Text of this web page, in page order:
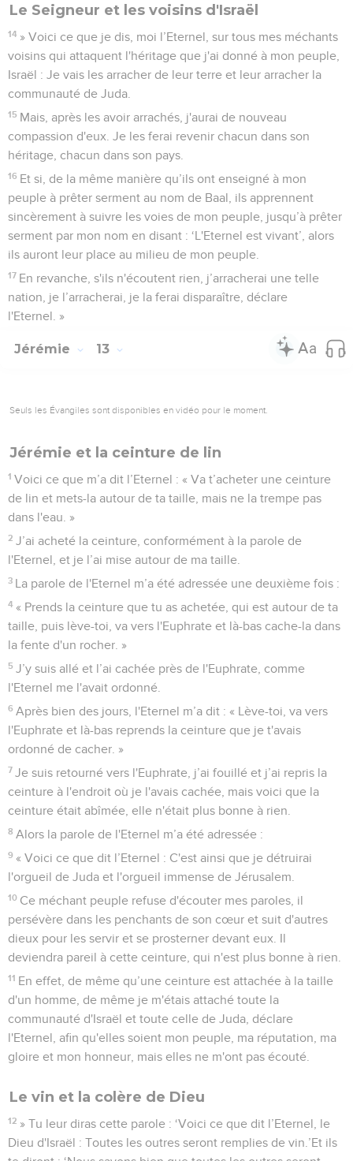
Le Seigneur et les voisins d'Israël
14 » Voici ce que je dis, moi l’Eternel, sur tous mes méchants
voisins qui attaquent l'héritage que j'ai donné à mon peuple,
Israël : Je vais les arracher de leur terre et leur arracher la
communauté de Juda.
15 Mais, après les avoir arrachés, j'aurai de nouveau
compassion d'eux. Je les ferai revenir chacun dans son
héritage, chacun dans son pays.
16 Et si, de la même manière qu’ils ont enseigné à mon
peuple à prêter serment au nom de Baal, ils apprennent
sincèrement à suivre les voies de mon peuple, jusqu’à prêter
serment par mon nom en disant : ‘L'Eternel est vivant’, alors
ils auront leur place au milieu de mon peuple.
17 En revanche, s'ils n'écoutent rien, j’arracherai une telle
nation, je l’arracherai, je la ferai disparaître, déclare
l'Eternel. »
Jérémie 13
Seuls les Évangiles sont disponibles en vidéo pour le moment.
Jérémie et la ceinture de lin
1 Voici ce que m’a dit l’Eternel : « Va t’acheter une ceinture
de lin et mets-la autour de ta taille, mais ne la trempe pas
dans l'eau. »
2 J’ai acheté la ceinture, conformément à la parole de
l'Eternel, et je l’ai mise autour de ma taille.
3 La parole de l'Eternel m’a été adressée une deuxième fois :
4 « Prends la ceinture que tu as achetée, qui est autour de ta
taille, puis lève-toi, va vers l'Euphrate et là-bas cache-la dans
la fente d'un rocher. »
5 J’y suis allé et l’ai cachée près de l'Euphrate, comme
l'Eternel me l'avait ordonné.
6 Après bien des jours, l'Eternel m’a dit : « Lève-toi, va vers
l'Euphrate et là-bas reprends la ceinture que je t'avais
ordonné de cacher. »
7 Je suis retourné vers l'Euphrate, j’ai fouillé et j’ai repris la
ceinture à l'endroit où je l'avais cachée, mais voici que la
ceinture était abîmée, elle n'était plus bonne à rien.
8 Alors la parole de l'Eternel m’a été adressée :
9 « Voici ce que dit l’Eternel : C'est ainsi que je détruirai
l'orgueil de Juda et l'orgueil immense de Jérusalem.
10 Ce méchant peuple refuse d'écouter mes paroles, il
persévère dans les penchants de son cœur et suit d'autres
dieux pour les servir et se prosterner devant eux. Il
deviendra pareil à cette ceinture, qui n'est plus bonne à rien.
11 En effet, de même qu’une ceinture est attachée à la taille
d'un homme, de même je m'étais attaché toute la
communauté d'Israël et toute celle de Juda, déclare
l'Eternel, afin qu'elles soient mon peuple, ma réputation, ma
gloire et mon honneur, mais elles ne m'ont pas écouté.
Le vin et la colère de Dieu
12 » Tu leur diras cette parole : ‘Voici ce que dit l’Eternel, le
Dieu d'Israël : Toutes les outres seront remplies de vin.’Et ils